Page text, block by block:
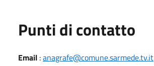
Punti di contatto
Email :anagrafe@comune.sarmede.tv.it